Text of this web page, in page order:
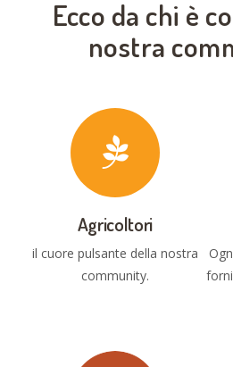
Ecco da chi è
nostra
Agricoltori
il cuore pulsante della nostra
community.